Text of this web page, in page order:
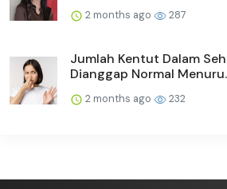
2 months ago 287
Jumlah Kentut Dalam
Dianggap Normal
2 months ago 232